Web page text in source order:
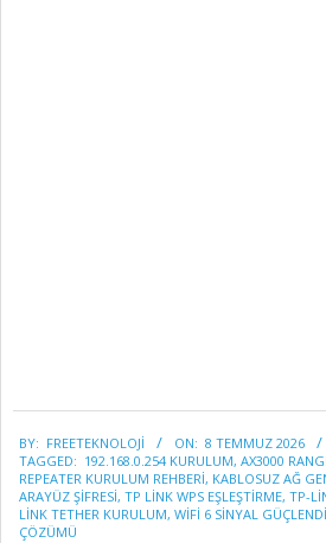
07-
08
BY: FREETEKNOLOJI ON: 8 TEMMUZ 2026
TAGGED: 192.168.0.254 KURULUM, AX3000
REPEATER KURULUM REHBERI, KABLOSUZ AĞ
ARAYÜZ ŞIFRESI, TP LINK WPS EŞLEŞTIRME, TP-
LINK TETHER KURULUM, WIFI 6 SINYAL
ÇÖZÜMÜ